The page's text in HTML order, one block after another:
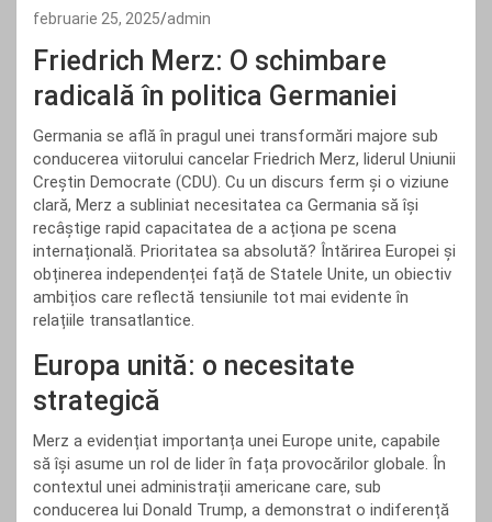
februarie 25, 2025 admin
Friedrich Merz: O schimbare
radicală în politica Germaniei
Germania se află în pragul unei transformări majore sub
conducerea viitorului cancelar Friedrich Merz, liderul Uniunii
Creștin Democrate (CDU). Cu un discurs ferm și o viziune
clară, Merz a subliniat necesitatea ca Germania să își
recâștige rapid capacitatea de a acționa pe scena
internațională. Prioritatea sa absolută? Întărirea Europei și
obținerea independenței față de Statele Unite, un obiectiv
ambițios care reflectă tensiunile tot mai evidente în
relațiile transatlantice.
Europa unită: o necesitate
strategică
Merz a evidențiat importanța unei Europe unite, capabile
să își asume un rol de lider în fața provocărilor globale. În
contextul unei administrații americane care, sub
conducerea lui Donald Trump, a demonstrat o indiferență